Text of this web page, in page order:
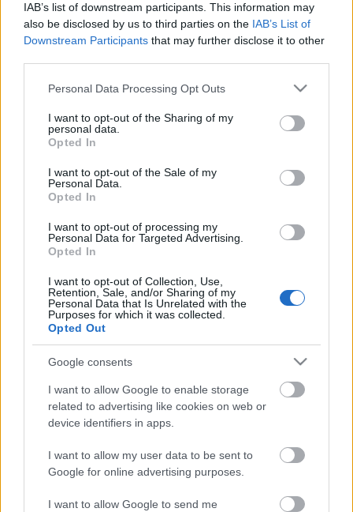
IAB’s list of downstream participants. This information may
also be disclosed by us to third parties on the IAB’s List of
Downstream Participants that may further disclose it to other
Please note that this website/app uses one or more Google
not limited to your visit or usage behaviour. You may click to
grant or deny consent to Google and its third-party tags to
use your data for below specified purposes in below Google
consent section.
Personal Data Processing Opt Outs
I want to opt-out of the Sharing of my
personal data.
Opted In
I want to opt-out of the Sale of my
Personal Data.
Opted In
I want to opt-out of processing my
Personal Data for Targeted Advertising.
Opted In
I want to opt-out of Collection, Use,
Retention, Sale, and/or Sharing of my
Personal Data that Is Unrelated with the
Purposes for which it was collected.
Opted Out
Google consents
I want to allow Google to enable storage
related to advertising like cookies on web or
device identifiers in apps.
I want to allow my user data to be sent to
Google for online advertising purposes.
I want to allow Google to send me
„Szerettem volna valahová tartozni. Számomra ez nem
egy átverés volt, hanem egy hatalmas regény - amit a
valósággal írtam. Akik nagyarcúak voltak az életben,
azok fejet hajtottak a figuráim előtt."
közösségépítő oldalak olyan új lehetőségeket
nyitottak meg, amiknek az előnyeit és veszélyeit még
nyelvének alakításában a fiatalok a főszereplők.
Nemcsak arra jók ezek a szájtok, hogy ápoljuk
kapcsolatainkat, ugyanilyen fontos jellemzőjük,
hogy egyfajta önkifejezési eszközként működnek. Mit
és mennyit írunk magunkról; milyen fotókat töltünk
fel; milyen linkeket, videókat ajánlunk; hány
ismerősünk van; milyen alkalmazásokat aktiválunk;
miket kommentelünk - mindezekkel
meghatározhatjuk, de bármikor könnyedén meg is
változtathatjuk a magunkról mutatott képet.
A Kolibri évek óta bővíti ifjúsági színházi
repertoárját. A középiskolásoknak szóló drámákhoz
színházpedagógiai foglalkozások kapcsolódnak,
melyek amellett, hogy segítik a részvevők
konfliktuskezelő- és problémamegoldó készségeinek
fejlesztését, lehetőséget teremtenek olyan
korosztályos kérdések, tabutémák megvitatására és
feldolgozására is, amiket a kamaszok sokszor nem
tudnak kivel megbeszélni.